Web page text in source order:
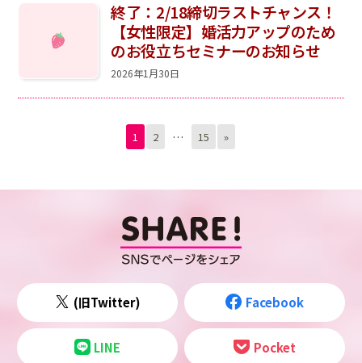
終了：2/18締切ラストチャンス！
【女性限定】婚活力アップのため
のお役立ちセミナーのお知らせ
2026年1月30日
1 2 … 15 »
(旧Twitter) Facebook
LINE Pocket